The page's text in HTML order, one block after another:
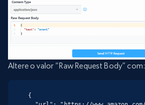
Altere o valor “Raw Request Body” com:
{